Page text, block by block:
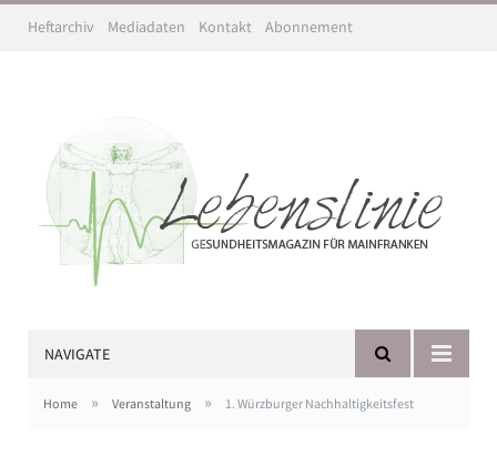
Heftarchiv Mediadaten Kontakt Abonnement
NAVIGATE
Home » Veranstaltung » 1. Würzburger Nachhaltigkeitsfest